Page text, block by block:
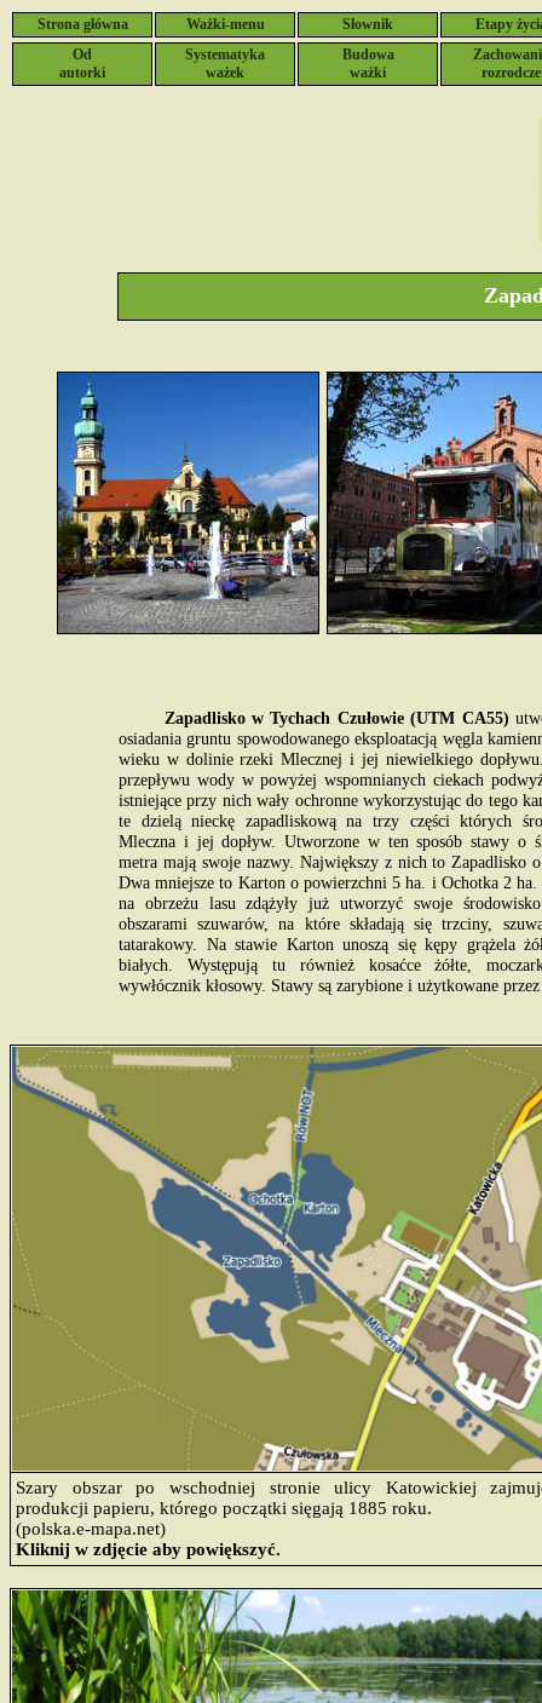
Strona główna Ważki-menu Słownik
Etapy
Od
autorki
Systematyka
ważek
Budowa
ważki
rozrodcze
Zapadlisko w Tychach Czułowie (UTM CA55)
osiadania gruntu spowodowanego eksploatacją węgla
wieku w dolinie rzeki Mlecznej i jej niewielkiego
przepływu wody w powyżej wspomnianych ciekach
istniejące przy nich wały ochronne wykorzystując do tego
te dzielą nieckę zapadliskową na trzy części których
Mleczna i jej dopływ. Utworzone w ten sposób stawy o
metra mają swoje nazwy. Największy z nich to Zapadlisko
Dwa mniejsze to Karton o powierzchni 5 ha. i Ochotka 2 ha.
na obrzeżu lasu zdążyły już utworzyć swoje
obszarami szuwarów, na które składają się trzciny,
tatarakowy. Na stawie Karton unoszą się kępy grążela
białych. Występują tu również kosaćce żółte,
wywłócznik kłosowy. Stawy są zarybione i użytkowane
Szary obszar po wschodniej stronie ulicy Katowickiej
produkcji papieru, którego początki sięgają 1885 roku.
(polska.e-mapa.net)
Kliknij w zdjęcie aby powiększyć.